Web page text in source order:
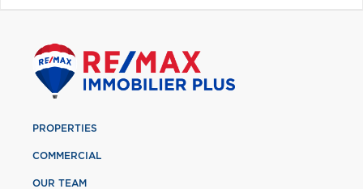
PROPERTIES
COMMERCIAL
OUR TEAM